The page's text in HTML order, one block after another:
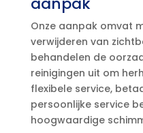
Onze aanpak omvat
verwijderen van
behandelen de
reinigingen uit om
flexibele service,
persoonlijke service
hoogwaardige